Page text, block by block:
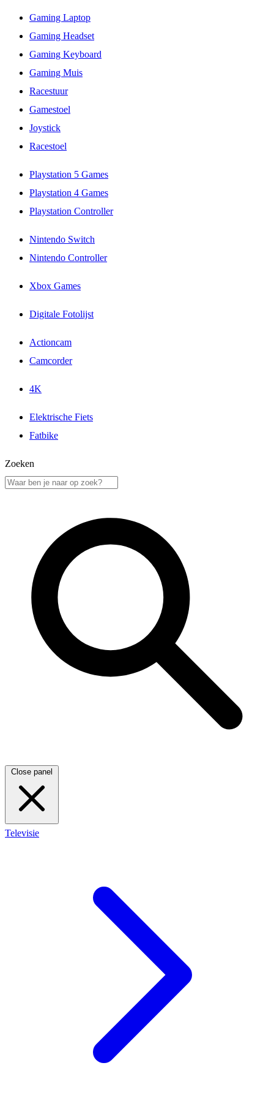
Gaming Laptop
Gaming Headset
Gaming Keyboard
Gaming Muis
Racestuur
Gamestoel
Joystick
Racestoel
Playstation 5 Games
Playstation 4 Games
Playstation Controller
Nintendo Switch
Nintendo Controller
Xbox Games
Digitale Fotolijst
Actioncam
Camcorder
4K
Elektrische Fiets
Fatbike
Zoeken
Close panel
Televisie